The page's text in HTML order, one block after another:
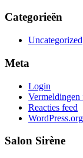
Categorieën
Uncategorized
Meta
Login
Vermeldingen
Reacties feed
WordPress.org
Salon Sirène